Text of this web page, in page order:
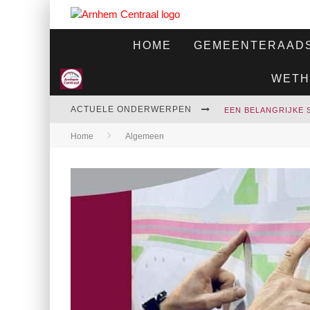
HOME
ACTUELE ONDERWERPEN
Home Algemeen